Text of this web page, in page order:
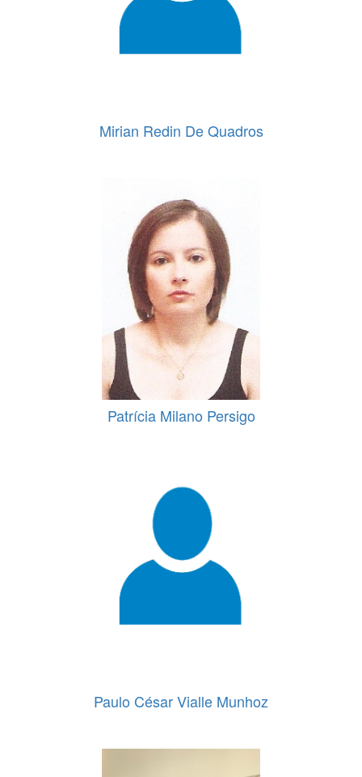
Mirian Redin De Quadros
Patrícia Milano Persigo
Paulo César Vialle Munhoz